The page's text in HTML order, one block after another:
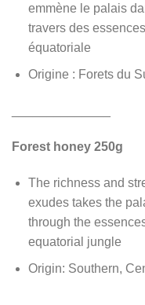
emmène le palais
travers des
Origine : Forets du
Forest honey 250g
The richness and
exudes takes the
through the
equatorial
Origin: Southern,